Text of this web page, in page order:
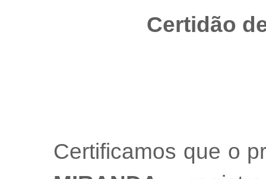
Certidão
Certificamos que o